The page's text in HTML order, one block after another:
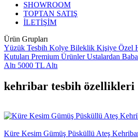
SHOWROOM
TOPTAN SATIŞ
İLETİŞİM
Ürün Grupları
Yüzük Tesbih Kolye Bileklik Kişiye Özel
Kutuları Premium Ürünler Ustalardan
Altı 5000 TL Altı
kehribar tesbih özellikleri
Küre Kesim Gümüş Püsküllü Ateş